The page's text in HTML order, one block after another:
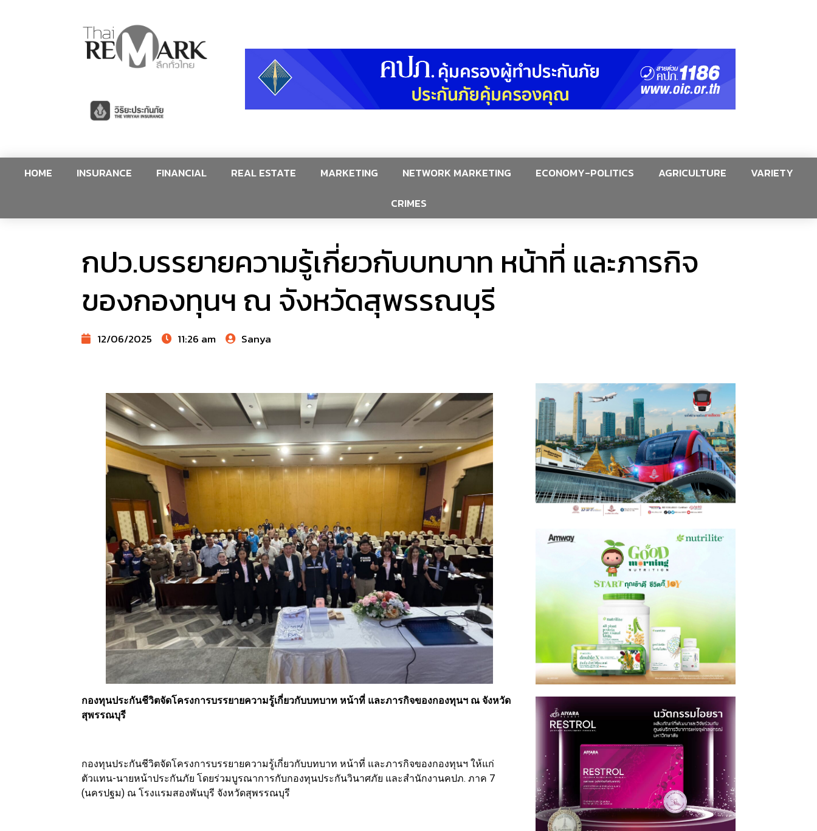
HOME INSURANCE FINANCIAL REAL ESTATE MARKETING NETWORK MARKETING ECONOMY-POLITICS AGRICULTURE
VARIETY
CRIMES
กปว.บรรยายความรู้เกี่ยวกับบทบาท หน้าที่ และภารกิจ
ของกองทุนฯ ณ จังหวัดสุพรรณบุรี
12/06/2025 11:26 am Sanya
กองทุนประกันชีวิตจัดโครงการบรรยายความรู้เกี่ยวกับบทบาท หน้าที่ และภารกิจของกองทุนฯ ณ จังหวัด
สุพรรณบุรี
กองทุนประกันชีวิตจัดโครงการบรรยายความรู้เกี่ยวกับบทบาท หน้าที่ และภารกิจของกองทุนฯ ให้แก่
ตัวแทน-นายหน้าประกันภัย โดยร่วมบูรณาการกับกองทุนประกันวินาศภัย และสำนักงานคปภ. ภาค 7
(นครปฐม) ณ โรงแรมสองพันบุรี จังหวัดสุพรรณบุรี